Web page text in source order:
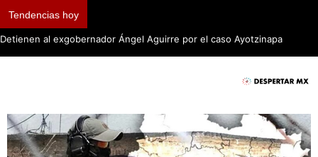
Tendencias hoy
Detienen al exgobernador Ángel Aguirre por el caso Ayotzinapa